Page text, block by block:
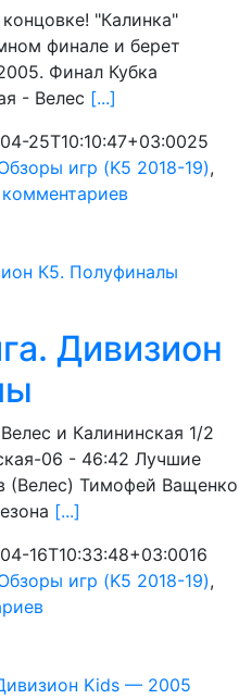
"Калинка"
финале и берет
Финал Кубка
- Велес [...]
25T10:10:47+03:0025
игр (K5 2018-19),
К5. Полуфиналы
Дивизион
и Калининская 1/2
06 - 46:42 Лучшие
(Велес) Тимофей Ващенко
[...]
16T10:33:48+03:0016
игр (K5 2018-19),
Kids — 2005